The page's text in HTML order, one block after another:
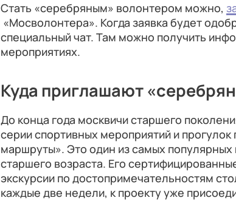
Стать «серебряным» волонтером можно,
«Мосволонтера». Когда заявка будет
специальный чат. Там можно получить
мероприятиях.
Куда приглашают
До конца года москвичи старшего
серии спортивных мероприятий и
маршруты». Это один из самых популярных
старшего возраста. Его
экскурсии по достопримечательностям
каждые две недели, к проекту уже